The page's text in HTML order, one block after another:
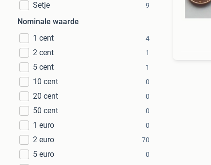
Setje 9
Nominale waarde
1 cent
4
2 cent 1
5 cent 1
10 cent 0
20 cent 0
50 cent 0
1 euro 0
2 euro 70
5 euro 0